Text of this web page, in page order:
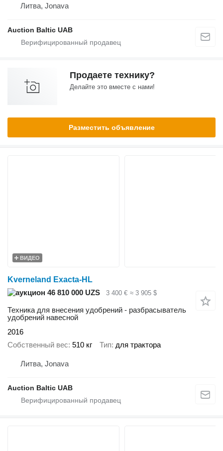
Литва, Jonava
Auction Baltic UAB
Продаете технику?
Делайте это вместе с нами!
Разместить объявление
ВИДЕО
Kverneland Exacta-HL
46 810 000 UZS
3 400 € ≈ 3 905 $
Техника для внесения удобрений - разбрасыватель
удобрений навесной
2016
Собственный вес 510 кг Тип для трактора
Литва, Jonava
Auction Baltic UAB